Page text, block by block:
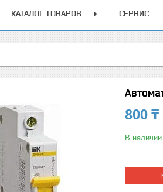
КАТАЛОГ ТОВАРОВ СЕРВИС
800 ₸
В наличии